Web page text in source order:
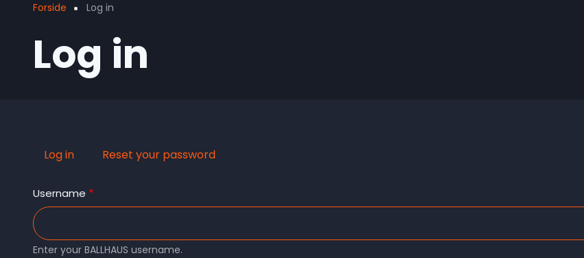
Breadcrumb
Forside Log in
Log in
tabs
Log in (activeReset your password
Username
Enter your BALLHAUS username.